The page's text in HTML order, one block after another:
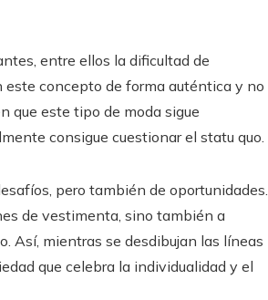
entre ellos la dificultad de
concepto de forma auténtica y no
que este tipo de moda sigue
consigue cuestionar el statu quo.
pero también de oportunidades.
de vestimenta, sino también a
Así, mientras se desdibujan las líneas
que celebra la individualidad y el